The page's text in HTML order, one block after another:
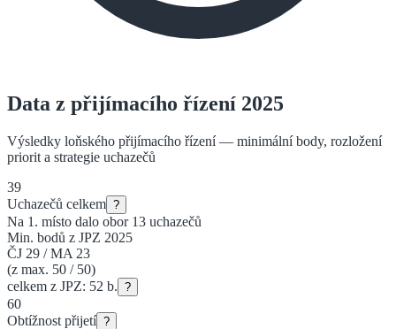
Data z přijímacího řízení 2025
Výsledky loňského přijímacího řízení — minimální body, rozložení
priorit a strategie uchazečů
39
Uchazečů celkem ?
Na 1. místo dalo obor 13 uchazečů
Min. bodů z JPZ 2025
ČJ 29 /MA 23
(z max. 50 / 50)
celkem z JPZ: 52 b. ?
60
Obtížnost přijetí ?